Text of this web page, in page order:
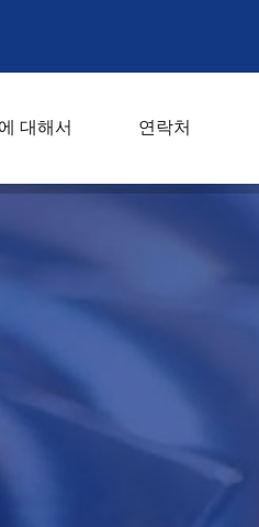
대해서 연락처